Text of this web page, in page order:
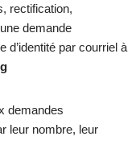
rectification,
demande
d’identité par courriel à
demandes
leur nombre, leur